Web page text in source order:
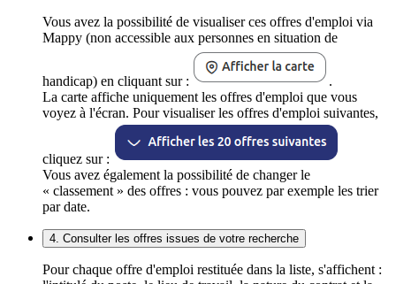
Vous avez la possibilité de visualiser ces offres d'emploi via
Mappy (non accessible aux personnes en situation de
handicap) en cliquant sur :
.
La carte affiche uniquement les offres d'emploi que vous
voyez à l'écran. Pour visualiser les offres d'emploi suivantes,
cliquez sur :
Vous avez également la possibilité de changer le
« classement » des offres : vous pouvez par exemple les trier
par date.
4. Consulter les offres issues de votre recherche
Pour chaque offre d'emploi restituée dans la liste, s'affichent :